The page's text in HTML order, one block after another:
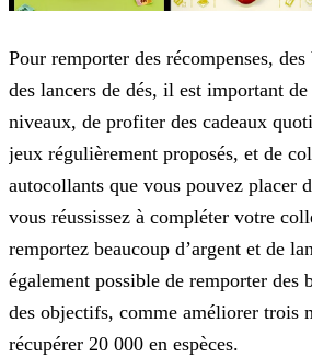
Pour remporter des récompenses,
des lancers de dés, il est important
niveaux, de profiter des cadeaux
jeux régulièrement proposés, et de
autocollants que vous pouvez placer
vous réussissez à compléter votre
remportez beaucoup d’argent et de
également possible de remporter des
des objectifs, comme améliorer trois
récupérer 20 000 en espèces.